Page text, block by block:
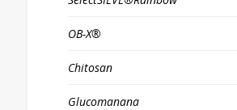
OB-X®
Chitosan
Glucomanana